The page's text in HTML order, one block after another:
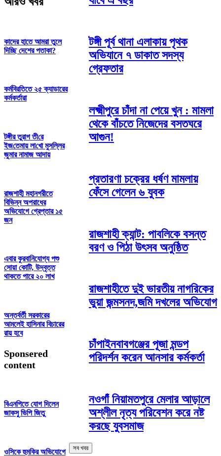
কাদের হাতে আমরা তুলে
দিচ্ছি দেশের পতাকা?
কর্মবিরতিতে ২৫ ক্যাডারের
কর্মকর্তারা
টঙ্গীর তুরাগ তী‌রে
ইজ‌তেমায় লা‌খো মুস‌ল্লির
জুমার নামাজ আদায়
রাজশাহী মহানগরীতে
বিভিন্ন অপরাধের
অভিযোগে গ্রেপ্তার ১৫
জন
এবার কুরবানিযোগ্য পশু
সোয়া কোটি, উদ্বৃত্ত
থাকতে পারে ২০ লাখ
অন্তর্বর্তী সরকারের
আমলেই হাসিনার বিচারের
রায় হবে
Sponsered
content
বিএনপিতে যোগ দিলেন
জাকসু ভিপি জিতু
ওসিকে হুমকির অভিযোগে
টঙ্গী পূর্ব থানা এলাকায় পৃথক
অভিযানে ৭ ডাকাত সদস্য
গ্রেফতার
লক্ষ্মীপুরে চাঁদা না পেয়ে খুন : মামলা
থেকে বাঁচতে নিজেদের বসতঘরে
আগুন!
প্রতারণা চক্রের ধর্ষণ মামলায়
ফেঁসে গেলেন ৬ যুবক
রাজশাহী ক্যান্ট: পাবলিকে বসন্ত
বরণ ও পিঠা উৎসব অনুষ্ঠিত
রাজশাহীতে দুই ভারতীয় নাগরিকের
ভুয়া জন্মসনদ,জমি দখলের অভিযোগ
চাঁপাইনবাবগঞ্জের পূজা মন্ডপ
পরিদর্শন করেন আনসার কর্মকর্তা
নওগাঁ নিয়ামতপুরে মেলার আড়ালে
অশ্লীল নৃত্য পরিবেশন করে নষ্ট
করছে যুবসমাজ
সব খবর